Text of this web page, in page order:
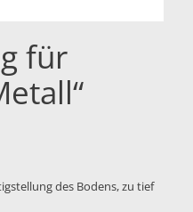
für
des Bodens, zu tief